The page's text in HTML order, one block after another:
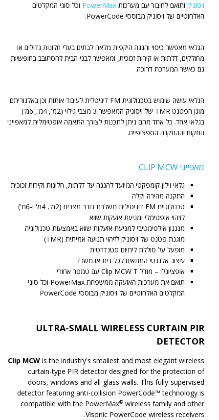
ויסוניק ותואם לחיבור עם מערכות PowerMax וכל סוגי המקלטים
האלחוטיים של ויסוניק מבוססי PowerCode.
הגלאי מאפשר כיסוי והגנה היקפית מלאה לבתים בעלי חלונות גדולים או
מחולקים, דלתות או קירות זכוכית, ומאפשר לבני הבית להסתובב בחופשיות
גם כאשר המערכת דרוכה.
הגלאי עושה שימוש בטכנולוגית FM דיגיטלית לעיבוד אותות וכן באלגוריתם
מוגן הפטנט TMR של ויסוניק המאפשר 3 מצבי גילוי (2מ', 4מ', 6מ')
בגלאי אחד. כל אחד מהם ניתן לתכנות לצורך התאמה אופטימלית למאפייני
המקום וההתקנה הספציפיים.
מאפייני CLIP MCW:
גלאי וילון קומפקטי המיועד להגנה על דלתות, חלונות וקירות זכוכית
התקנה מהירה וקלה
טכנולוגיית FM דיגיטילית משלבת בורר מצבים (2מ', 4מ' ו-6מ')
לזיהוי אופטימלי ומניעת אזעקות שווא
מנגנון אולטימטיבי למניעת אזעקות שווא באמצעות טכנולוגיה
מוגנת פטנט של ויסוניק לזיהוי תנועה אמיתית (TMR)
מופעל על סוללת ליתיום סטנדרטית
עיצוב אלגנטי המתאים לכל בית או משרד
אופציונלי – מודל Clip MCW T עם טמפר אחורי
תואם את מערכות האזעקה ממשפחת PowerMax וכל סוגי
המקלטים האלחוטיים של ויסוניק מבוססי PowerCode
ULTRA-SMALL WIRELESS CURTAIN PIR
DETECTOR
Clip MCW is the industry's smallest and most elegant wireless
curtain-type PIR detector designed for the protection of
doors, windows and all-glass walls. This fully-supervised
detector featuring anti-collision PowerCode™ technology is
compatible with the PowerMax® wireless family and other
Visonic PowerCode wireless receivers.